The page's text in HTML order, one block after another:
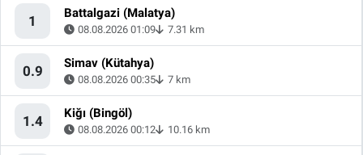
1 Battalgazi (Malatya)
08.08.2026 01:09 7.31 km
0.9 Simav (Kütahya)
08.08.2026 00:35 7 km
1.4 Kiğı (Bingöl)
08.08.2026 00:12 10.16 km